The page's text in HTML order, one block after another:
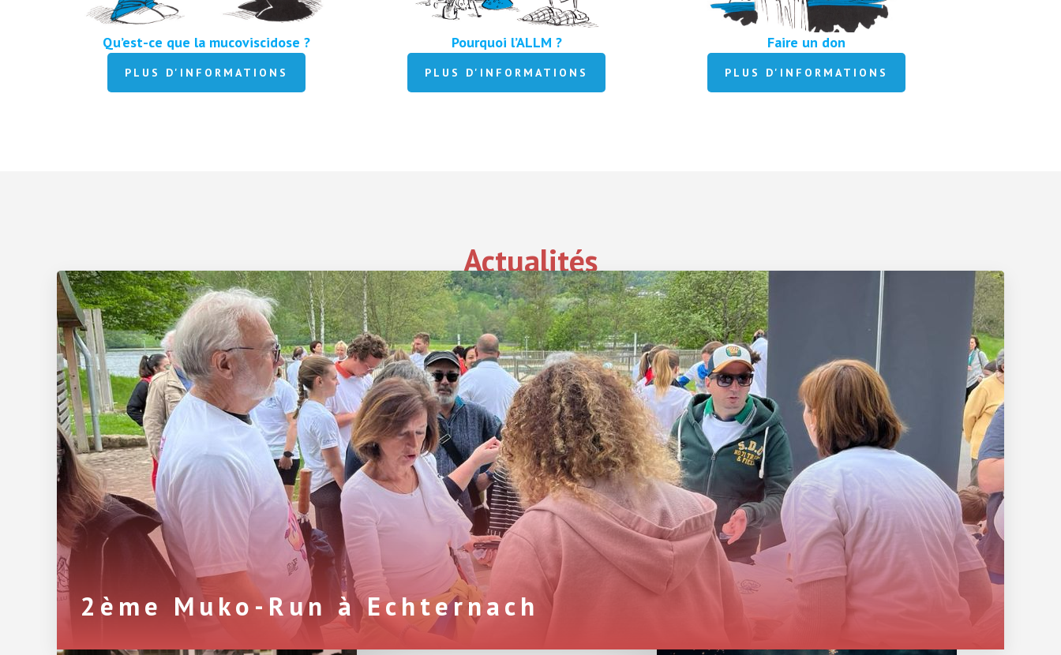
Qu’est-ce que la mucoviscidose ?
PLUS D'INFORMATIONS
Pourquoi l’ALLM ?
PLUS D'INFORMATIONS
Faire un don
PLUS D'INFORMATIONS
Actualités
2ème Muko-Run à Echternach